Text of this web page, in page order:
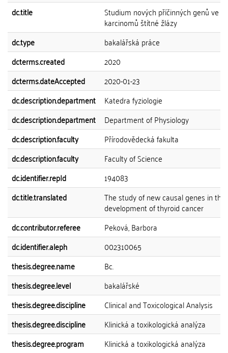
dc.title
Studium nových příčinných genů ve
karcinomů štítné žlázy
dc.type
bakalářská práce
dcterms.created
2020
dcterms.dateAccepted
2020-01-23
dc.description.department
Katedra fyziologie
dc.description.department
Department of Physiology
dc.description.faculty
Přírodovědecká fakulta
dc.description.faculty
Faculty of Science
dc.identifier.repId
194083
dc.title.translated
The study of new causal genes in the
development of thyroid cancer
dc.contributor.referee
Peková, Barbora
dc.identifier.aleph
002310065
thesis.degree.name
Bc.
thesis.degree.level
bakalářské
thesis.degree.discipline
Clinical and Toxicological Analysis
thesis.degree.discipline
Klinická a toxikologická analýza
thesis.degree.program
Klinická a toxikologická analýza